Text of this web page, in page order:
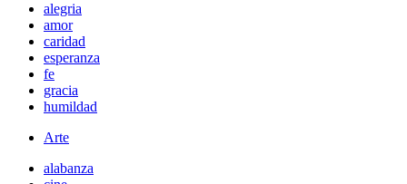
alegria
amor
caridad
esperanza
fe
gracia
humildad
Arte
alabanza